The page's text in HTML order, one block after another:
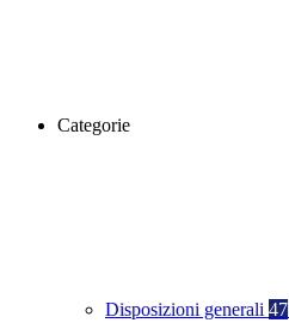
Categorie
Disposizioni generali 47